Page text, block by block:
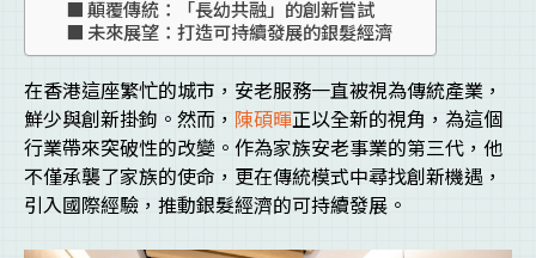
顛覆傳統：「長幼共融」的創新嘗試
未來展望：打造可持續發展的銀髮經濟
在香港這座繁忙的城市，安老服務一直被視為傳統產業，
鮮少與創新掛鉤。然而， 陳碩暉正以全新的視角，為這個
行業帶來突破性的改變。作為家族安老事業的第三代，他
不僅承襲了家族的使命，更在傳統模式中尋找創新機遇，
引入國際經驗，推動銀髮經濟的可持續發展。